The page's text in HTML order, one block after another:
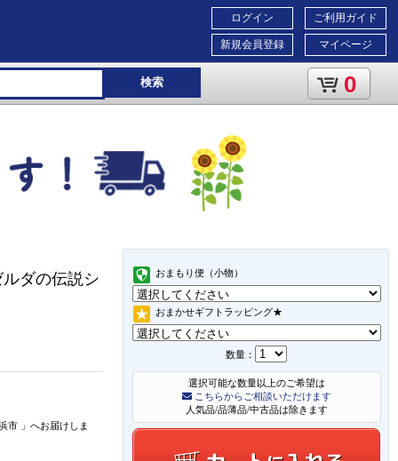
ご利用ガイド
マイページ
ログイン
新規会員登録
検索 0
おまもり便（小物）
おまかせギフトラッピング★
数量：
選択可能な数量以上のご希望は
こちらからご相談いただけます
人気品/品薄品/中古品は除きます
ルダの伝説シ
市 」 へお届けしま